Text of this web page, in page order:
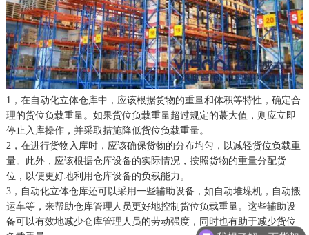
1，在自动化立体仓库中，应该根据货物的重量和体积等特性，确定合
理的货位负载重量。如果货位负载重量超过规定的蕞大值，则应立即
停止入库操作，并采取措施降低货位负载重量。
2，在进行货物入库时，应该确保货物的分布均匀，以减轻货位负载重
量。此外，应该根据仓库设备的实际情况，按照货物的重量分配货
位，以便更好地利用仓库设备的负载能力。
3，自动化立体仓库还可以采用一些辅助设备，如自动堆垛机，自动搬
运车等，来帮助仓库管理人员更好地控制货位负载重量。这些辅助设
备可以有效地减少仓库管理人员的劳动强度，同时也有助于减少货位
我想了解一下货架